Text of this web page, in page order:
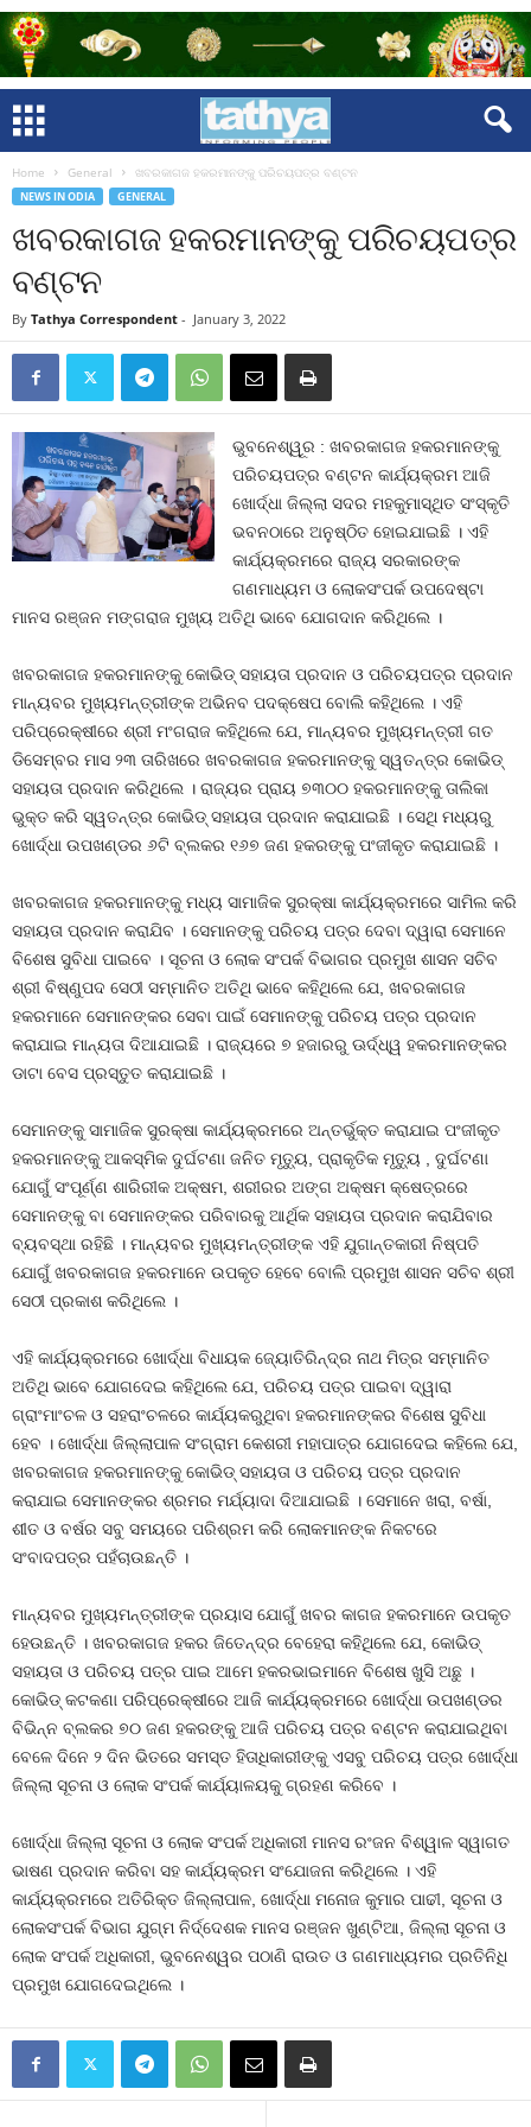
Home General ଖବରକାଗଜ ହକରମାନଙ୍କୁ ପରିଚୟପତ୍ର ବଣ୍ଟନ
NEWS IN ODIA GENERAL
ଖବରକାଗଜ ହକରମାନଙ୍କୁ ପରିଚୟପତ୍ର
ବଣ୍ଟନ
By Tathya Correspondent - January 3, 2022
ଭୁବନେଶ୍ୱୂର : ଖବରକାଗଜ ହକରମାନଙ୍କୁ
ପରିଚୟପତ୍ର ବଣ୍ଟନ କାର୍ଯ୍ୟକ୍ରମ ଆଜି
ଖୋର୍ଦ୍ଧା ଜିଲ୍ଲା ସଦର ମହକୁମାସ୍ଥିତ ସଂସ୍କୃତି
ଭବନଠାରେ ଅନୁଷ୍ଠିତ ହୋଇଯାଇଛି । ଏହି
କାର୍ଯ୍ୟକ୍ରମରେ ରାଜ୍ୟ ସରକାରଙ୍କ
ଗଣମାଧ୍ୟମ ଓ ଲୋକସଂପର୍କ ଉପଦେଷ୍ଟା
ମାନସ ରଞ୍ଜନ ମଙ୍ଗରାଜ ମୁଖ୍ୟ ଅତିଥି ଭାବେ ଯୋଗଦାନ କରିଥିଲେ ।
ଖବରକାଗଜ ହକରମାନଙ୍କୁ କୋଭିଡ୍ ସହାୟତା ପ୍ରଦାନ ଓ ପରିଚୟପତ୍ର ପ୍ରଦାନ
ମାନ୍ୟବର ମୁଖ୍ୟମନ୍ତ୍ରୀଙ୍କ ଅଭିନବ ପଦକ୍ଷେପ ବୋଲି କହିଥିଲେ । ଏହି
ପରିପ୍ରେକ୍ଷୀରେ ଶ୍ରୀ ମଂଗରାଜ କହିଥିଲେ ଯେ, ମାନ୍ୟବର ମୁଖ୍ୟମନ୍ତ୍ରୀ ଗତ
ଡିସେମ୍ବର ମାସ ୨୩ ତାରିଖରେ ଖବରକାଗଜ ହକରମାନଙ୍କୁ ସ୍ୱତନ୍ତ୍ର କୋଭିଡ୍
ସହାୟତା ପ୍ରଦାନ କରିଥିଲେ । ରାଜ୍ୟର ପ୍ରାୟ ୭୩୦୦ ହକରମାନଙ୍କୁ ତାଲିକା
ଭୁକ୍ତ କରି ସ୍ୱତନ୍ତ୍ର କୋଭିଡ୍ ସହାୟତା ପ୍ରଦାନ କରାଯାଇଛି । ସେଥି ମଧ୍ୟରୁ
ଖୋର୍ଦ୍ଧା ଉପଖଣ୍ଡର ୬ଟି ବ୍ଲକର ୧୬୭ ଜଣ ହକରଙ୍କୁ ପଂଜୀକୃତ କରାଯାଇଛି ।
ଖବରକାଗଜ ହକରମାନଙ୍କୁ ମଧ୍ୟ ସାମାଜିକ ସୁରକ୍ଷା କାର୍ଯ୍ୟକ୍ରମରେ ସାମିଲ କରି
ସହାୟତା ପ୍ରଦାନ କରାଯିବ । ସେମାନଙ୍କୁ ପରିଚୟ ପତ୍ର ଦେବା ଦ୍ୱାରା ସେମାନେ
ବିଶେଷ ସୁବିଧା ପାଇବେ । ସୂଚନା ଓ ଲୋକ ସଂପର୍କ ବିଭାଗର ପ୍ରମୁଖ ଶାସନ ସଚିବ
ଶ୍ରୀ ବିଷ୍ଣୁପଦ ସେଠୀ ସମ୍ମାନିତ ଅତିଥି ଭାବେ କହିଥିଲେ ଯେ, ଖବରକାଗଜ
ହକରମାନେ ସେମାନଙ୍କର ସେବା ପାଇଁ ସେମାନଙ୍କୁ ପରିଚୟ ପତ୍ର ପ୍ରଦାନ
କରାଯାଇ ମାନ୍ୟତା ଦିଆଯାଇଛି । ରାଜ୍ୟରେ ୭ ହଜାରରୁ ଊର୍ଦ୍ଧ୍ୱ ହକରମାନଙ୍କର
ଡାଟା ବେସ ପ୍ରସ୍ତୁତ କରାଯାଇଛି ।
ସେମାନଙ୍କୁ ସାମାଜିକ ସୁରକ୍ଷା କାର୍ଯ୍ୟକ୍ରମରେ ଅନ୍ତର୍ଭୁକ୍ତ କରାଯାଇ ପଂଜୀକୃତ
ହକରମାନଙ୍କୁ ଆକସ୍ମିକ ଦୁର୍ଘଟଣା ଜନିତ ମୃତ୍ୟୁ, ପ୍ରାକୃତିକ ମୃତ୍ୟୁ , ଦୁର୍ଘଟଣା
ଯୋଗୁଁ ସଂପୂର୍ଣ୍ଣ ଶାରିରୀକ ଅକ୍ଷମ, ଶରୀରର ଅଙ୍ଗ ଅକ୍ଷମ କ୍ଷେତ୍ରରେ
ସେମାନଙ୍କୁ ବା ସେମାନଙ୍କର ପରିବାରକୁ ଆର୍ଥିକ ସହାୟତା ପ୍ରଦାନ କରାଯିବାର
ବ୍ୟବସ୍ଥା ରହିଛି । ମାନ୍ୟବର ମୁଖ୍ୟମନ୍ତ୍ରୀଙ୍କ ଏହି ଯୁଗାନ୍ତକାରୀ ନିଷ୍ପତି
ଯୋଗୁଁ ଖବରକାଗଜ ହକରମାନେ ଉପକୃତ ହେବେ ବୋଲି ପ୍ରମୁଖ ଶାସନ ସଚିବ ଶ୍ରୀ
ସେଠୀ ପ୍ରକାଶ କରିଥିଲେ ।
ଏହି କାର୍ଯ୍ୟକ୍ରମରେ ଖୋର୍ଦ୍ଧା ବିଧାୟକ ଜ୍ୟୋତିରିନ୍ଦ୍ର ନାଥ ମିତ୍ର ସମ୍ମାନିତ
ଅତିଥି ଭାବେ ଯୋଗଦେଇ କହିଥିଲେ ଯେ, ପରିଚୟ ପତ୍ର ପାଇବା ଦ୍ୱାରା
ଗ୍ରାଂମାଂଚଳ ଓ ସହରାଂଚଳରେ କାର୍ଯ୍ୟକରୁଥିବା ହକରମାନଙ୍କର ବିଶେଷ ସୁବିଧା
ହେବ । ଖୋର୍ଦ୍ଧା ଜିଲ୍ଲାପାଳ ସଂଗ୍ରାମ କେଶରୀ ମହାପାତ୍ର ଯୋଗଦେଇ କହିଲେ ଯେ,
ଖବରକାଗଜ ହକରମାନଙ୍କୁ କୋଭିଡ୍ ସହାୟତା ଓ ପରିଚୟ ପତ୍ର ପ୍ରଦାନ
କରାଯାଇ ସେମାନଙ୍କର ଶ୍ରମର ମର୍ଯ୍ୟାଦା ଦିଆଯାଇଛି । ସେମାନେ ଖରା, ବର୍ଷା,
ଶୀତ ଓ ବର୍ଷର ସବୁ ସମୟରେ ପରିଶ୍ରମ କରି ଲୋକମାନଙ୍କ ନିକଟରେ
ସଂବାଦପତ୍ର ପହଁଚାଉଛନ୍ତି ।
ମାନ୍ୟବର ମୁଖ୍ୟମନ୍ତ୍ରୀଙ୍କ ପ୍ରୟାସ ଯୋଗୁଁ ଖବର କାଗଜ ହକରମାନେ ଉପକୃତ
ହେଉଛନ୍ତି । ଖବରକାଗଜ ହକର ଜିତେନ୍ଦ୍ର ବେହେରା କହିଥିଲେ ଯେ, କୋଭିଡ୍
ସହାୟତା ଓ ପରିଚୟ ପତ୍ର ପାଇ ଆମେ ହକରଭାଇମାନେ ବିଶେଷ ଖୁସି ଅଛୁ ।
କୋଭିଡ୍ କଟକଣା ପରିପ୍ରେକ୍ଷୀରେ ଆଜି କାର୍ଯ୍ୟକ୍ରମରେ ଖୋର୍ଦ୍ଧା ଉପଖଣ୍ଡର
ବିଭିନ୍ନ ବ୍ଲକର ୭୦ ଜଣ ହକରଙ୍କୁ ଆଜି ପରିଚୟ ପତ୍ର ବଣ୍ଟନ କରାଯାଇଥିବା
ବେଳେ ଦିନେ ୨ ଦିନ ଭିତରେ ସମସ୍ତ ହିତାଧିକାରୀଙ୍କୁ ଏସବୁ ପରିଚୟ ପତ୍ର ଖୋର୍ଦ୍ଧା
ଜିଲ୍ଲା ସୂଚନା ଓ ଲୋକ ସଂପର୍କ କାର୍ଯ୍ୟାଳୟକୁ ଗ୍ରହଣ କରିବେ ।
ଖୋର୍ଦ୍ଧା ଜିଲ୍ଲା ସୂଚନା ଓ ଲୋକ ସଂପର୍କ ଅଧିକାରୀ ମାନସ ରଂଜନ ବିଶ୍ୱାଳ ସ୍ୱାଗତ
ଭାଷଣ ପ୍ରଦାନ କରିବା ସହ କାର୍ଯ୍ୟକ୍ରମ ସଂଯୋଜନା କରିଥିଲେ । ଏହି
କାର୍ଯ୍ୟକ୍ରମରେ ଅତିରିକ୍ତ ଜିଲ୍ଲାପାଳ, ଖୋର୍ଦ୍ଧା ମନୋଜ କୁମାର ପାଢୀ, ସୂଚନା ଓ
ଲୋକସଂପର୍କ ବିଭାଗ ଯୁଗ୍ମ ନିର୍ଦ୍ଦେଶକ ମାନସ ରଞ୍ଜନ ଖୁଣ୍ଟିଆ, ଜିଲ୍ଲା ସୂଚନା ଓ
ଲୋକ ସଂପର୍କ ଅଧିକାରୀ, ଭୁବନେଶ୍ୱର ପଠାଣି ରାଉତ ଓ ଗଣମାଧ୍ୟମର ପ୍ରତିନିଧି
ପ୍ରମୁଖ ଯୋଗଦେଇଥିଲେ ।